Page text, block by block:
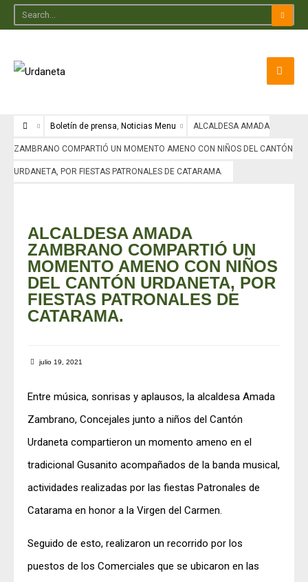
Boletín de prensa, Noticias Menu ALCALDESA AMADA
ZAMBRANO COMPARTIÓ UN MOMENTO AMENO CON NIÑOS DEL CANTÓN
URDANETA, POR FIESTAS PATRONALES DE CATARAMA.
ALCALDESA AMADA
ZAMBRANO COMPARTIÓ UN
MOMENTO AMENO CON NIÑOS
DEL CANTÓN URDANETA, POR
FIESTAS PATRONALES DE
CATARAMA.
julio 19, 2021
Entre música, sonrisas y aplausos, la alcaldesa Amada
Zambrano, Concejales junto a niños del Cantón
Urdaneta compartieron un momento ameno en el
tradicional Gusanito acompañados de la banda musical,
actividades realizadas por las fiestas Patronales de
Catarama en honor a la Virgen del Carmen.
Seguido de esto, realizaron un recorrido por los
puestos de los Comerciales que se ubicaron en las